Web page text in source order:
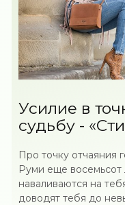
Усилие в
судьбу -
Про точку
Руми еще восемьсот
наваливаются на
доводят тебя до